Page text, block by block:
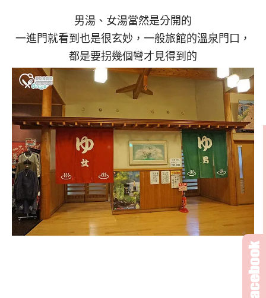
男湯、女湯當然是分開的
一進門就看到也是很玄妙，一般旅館的溫泉門口，
都是要拐幾個彎才見得到的